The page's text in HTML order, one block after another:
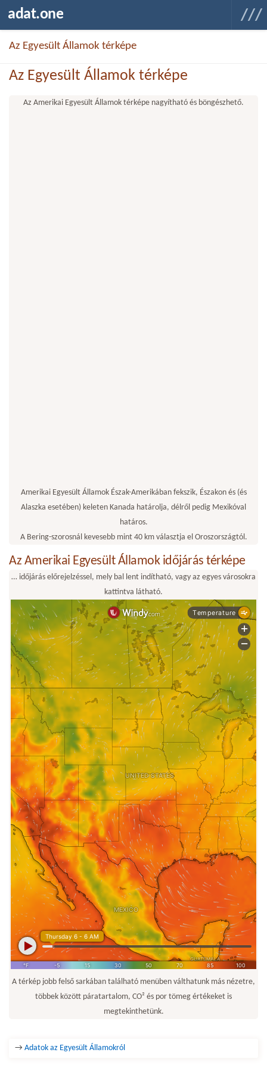
adat.one
Az Egyesült Államok térképe
Az Egyesült Államok térképe
Az Amerikai Egyesült Államok térképe nagyítható és böngészhető.
Amerikai Egyesült Államok Észak-Amerikában fekszik, Északon és (és
Alaszka esetében) keleten Kanada határolja, délről pedig Mexikóval
határos.
A Bering-szorosnál kevesebb mint 40 km választja el Oroszországtól.
Az Amerikai Egyesült Államok időjárás térképe
… időjárás előrejelzéssel, mely bal lent indítható, vagy az egyes városokra
kattintva látható.
A térkép jobb felső sarkában található menüben válthatunk más nézetre,
többek között páratartalom, CO² és por tömeg értékeket is
megtekinthetünk.
→ Adatok az Egyesült Államokról